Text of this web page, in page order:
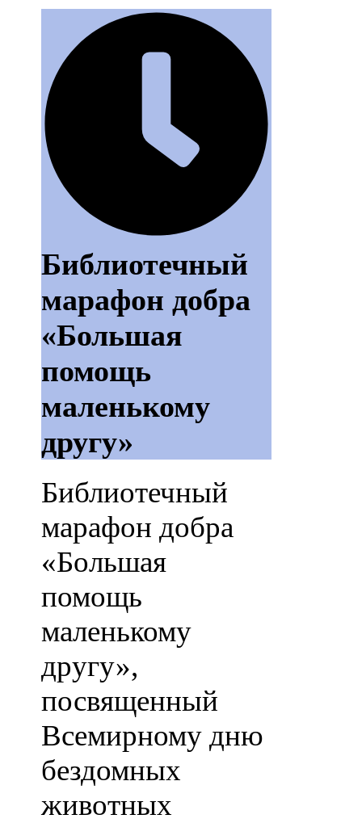
Библиотечный
марафон добра
«Большая
помощь
маленькому
другу»
Библиотечный
марафон добра
«Большая
помощь
маленькому
другу»,
посвященный
Всемирному дню
бездомных
животных